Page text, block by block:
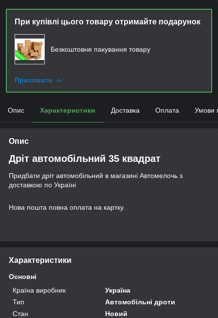
При купівлі цього товару отримайте подарунок
Безкоштовне пакування товару
Приховати
Опис Характеристики Доставка Оплата Умови
Опис
Дріт автомобільний 35 квадрат
Придбати дріт автомобільний в магазині Автомелочь з
доставкою по Україні
Нова пошта повна оплата на картку.
Характеристики
Основні
Країна виробник
Україна
Тип
Автомобільні дроти
Стан
Новий